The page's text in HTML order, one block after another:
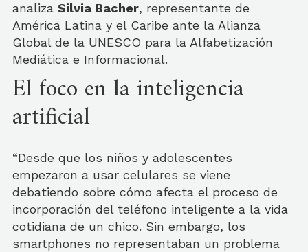
analiza Silvia Bacher, representante de
América Latina y el Caribe ante la Alianza
Global de la UNESCO para la Alfabetización
Mediática e Informacional.
El foco en la inteligencia
artificial
“Desde que los niños y adolescentes
empezaron a usar celulares se viene
debatiendo sobre cómo afecta el proceso de
incorporación del teléfono inteligente a la vida
cotidiana de un chico. Sin embargo, los
smartphones no representaban un problema